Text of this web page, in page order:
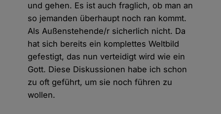
und gehen. Es ist auch fraglich, ob man an
so jemanden überhaupt noch ran kommt.
Als Außenstehende/r sicherlich nicht. Da
hat sich bereits ein komplettes Weltbild
gefestigt, das nun verteidigt wird wie ein
Gott. Diese Diskussionen habe ich schon
zu oft geführt, um sie noch führen zu
wollen.